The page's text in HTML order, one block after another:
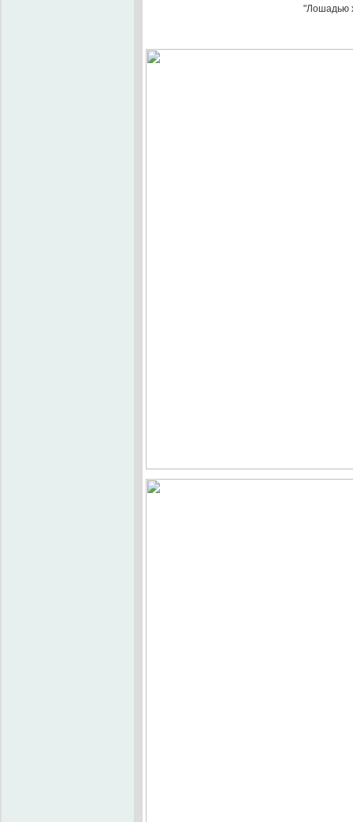
"Лошадью